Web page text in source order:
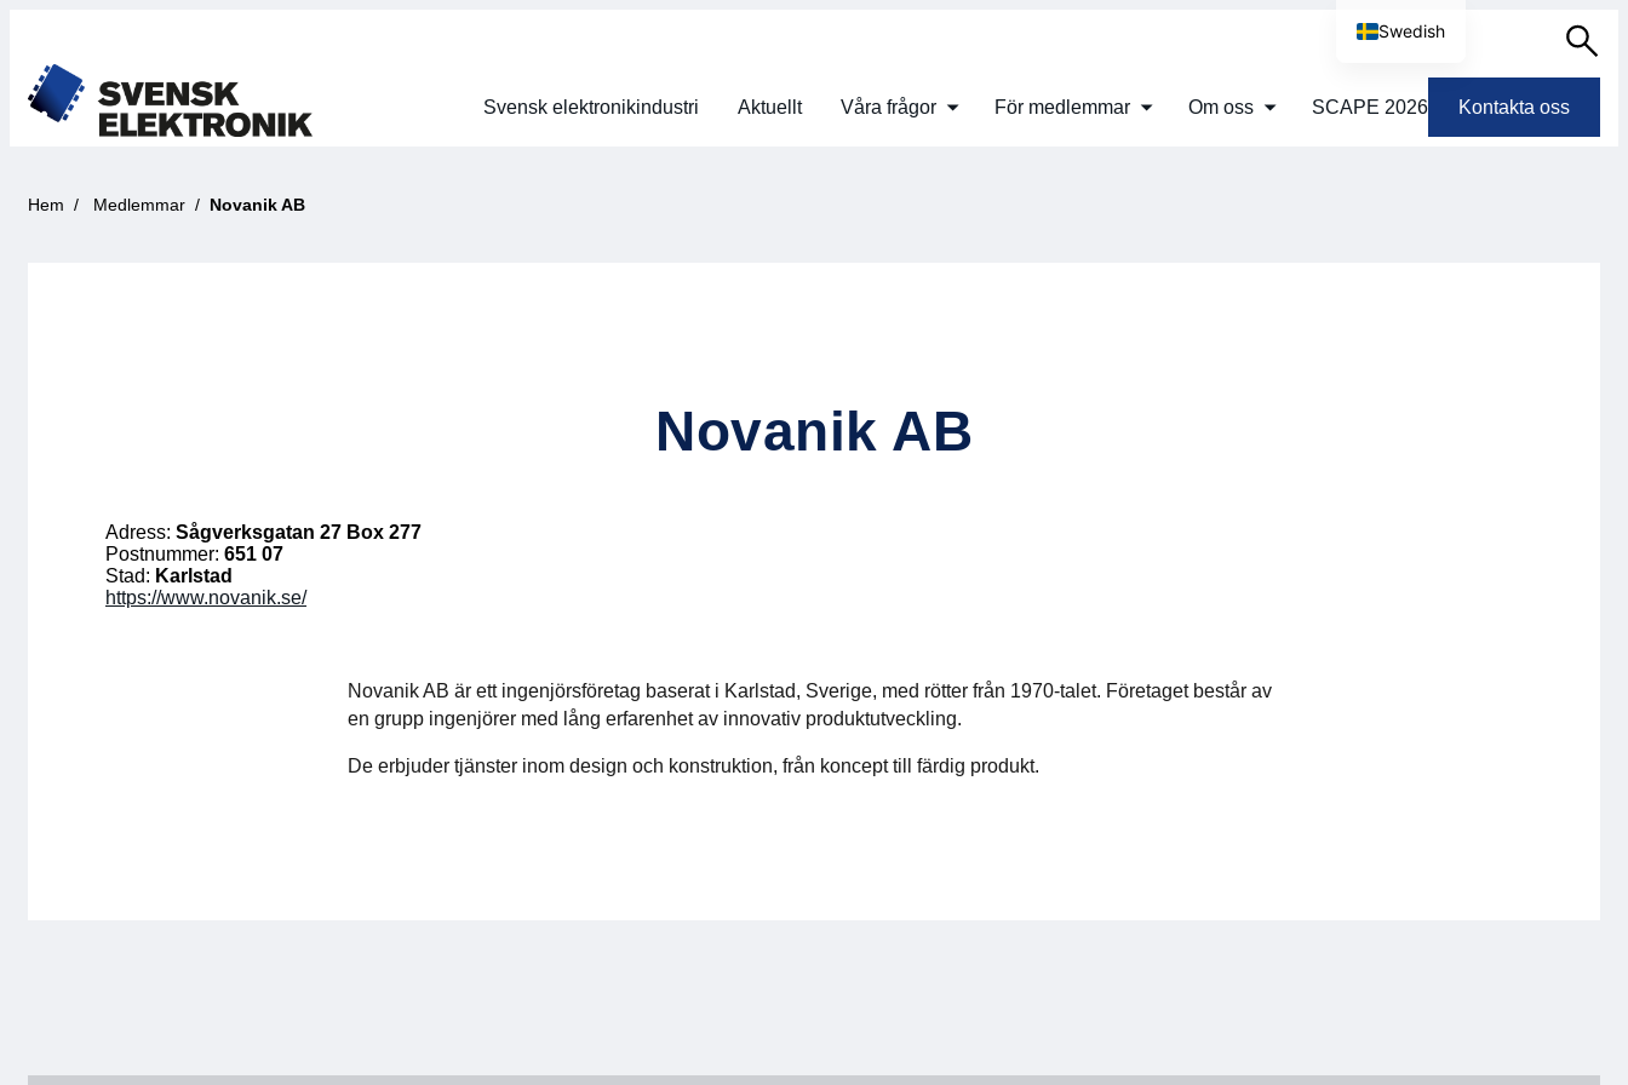
Sök
Svensk elektronikindustri Aktuellt Våra frågor För medlemmar Om oss SCAPE 2026 Kontakta oss
Hem Medlemmar Novanik AB
Novanik AB
Adress: Sågverksgatan 27 Box 277
Postnummer: 651 07
Stad: Karlstad
https://www.novanik.se/
Novanik AB är ett ingenjörsföretag baserat i Karlstad, Sverige, med rötter från 1970-talet. Företaget består av
en grupp ingenjörer med lång erfarenhet av innovativ produktutveckling.
De erbjuder tjänster inom design och konstruktion, från koncept till färdig produkt.
Swedish